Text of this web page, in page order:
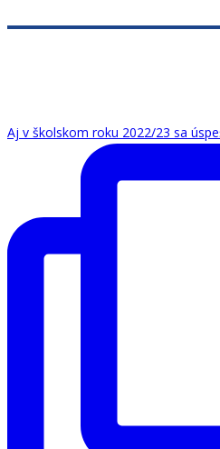
Aj v školskom roku 2022/23 sa